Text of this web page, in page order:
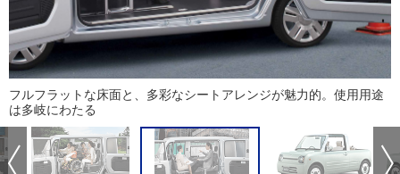
フルフラットな床面と、多彩なシートアレンジが魅力的。使用用途
は多岐にわたる